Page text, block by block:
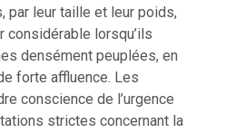
par leur taille et leur poids,
considérable lorsqu’ils
densément peuplées, en
forte affluence. Les
conscience de l’urgence
strictes concernant la